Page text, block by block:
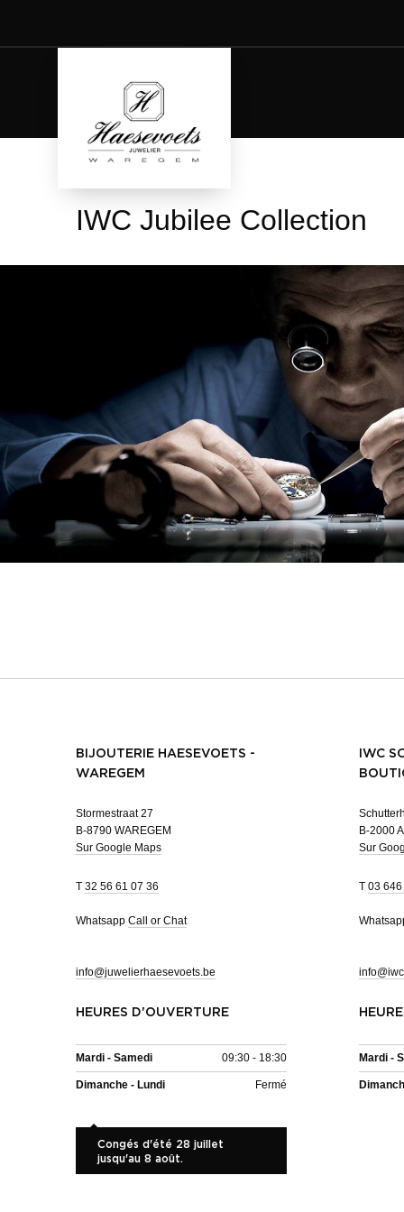
IWC Jubilee Collection
BIJOUTERIE HAESEVOETS -
WAREGEM
Stormestraat 27
B-8790 WAREGEM
Sur Google Maps
T 32 56 61 07 36
Whatsapp Call or Chat
info@juwelierhaesevoets.be
HEURES D'OUVERTURE
Mardi - Samedi 09:30 - 18:30
Dimanche - Lundi Fermé
Congés d'été 28 juillet
jusqu'au 8 août.
IWC
B-2000
Sur
T 03 646
Mardi -